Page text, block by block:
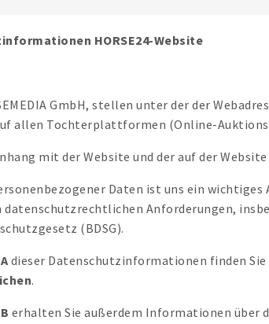
HORSE24-Website
GmbH, stellen unter der der
allen Tochterplattformen (Online-
mit der Website und der auf der
Daten ist uns ein
datenschutzrechtlichen Anforderungen,
(BDSG).
dieser Datenschutzinformationen finden
.
erhalten Sie außerdem Informationen über